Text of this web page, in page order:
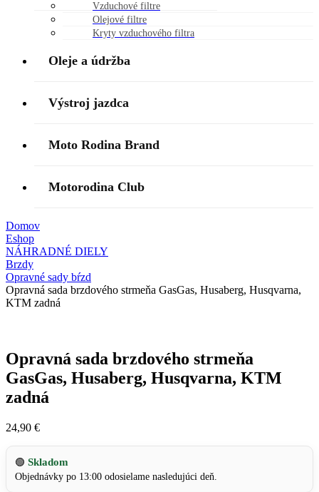
Vzduchové filtre
Olejové filtre
Kryty vzduchového filtra
Oleje a údržba
Výstroj jazdca
Moto Rodina Brand
Motorodina Club
Domov
Eshop
NÁHRADNÉ DIELY
Brzdy
Opravné sady bŕzd
Opravná sada brzdového strmeňa GasGas, Husaberg, Husqvarna,
KTM zadná
Opravná sada brzdového strmeňa
GasGas, Husaberg, Husqvarna, KTM
zadná
24,90 €
🟢 Skladom
Objednávky po 13:00 odosielame nasledujúci deň.